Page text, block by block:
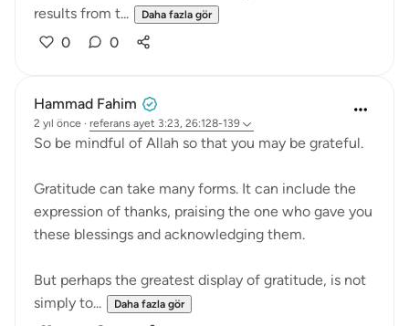
results from t...
Daha fazla gör
0 0
Hammad Fahim
2 yıl önce · referans ayet 3:23, 26:128-139
So be mindful of Allah so that you may be grateful.
Gratitude can take many forms. It can include the
expression of thanks, praising the one who gave you
these blessings and acknowledging them.
But perhaps the greatest display of gratitude, is not
simply to...
Daha fazla gör